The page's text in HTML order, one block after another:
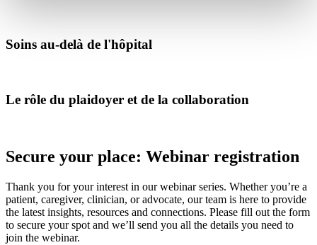
Soins au-delà de l'hôpital
Le rôle du plaidoyer et de la collaboration
Secure your place: Webinar registration
Thank you for your interest in our webinar series. Whether you’re a
patient, caregiver, clinician, or advocate, our team is here to provide
the latest insights, resources and connections. Please fill out the form
to secure your spot and we’ll send you all the details you need to
join the webinar.